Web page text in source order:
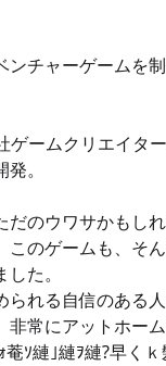
チャーゲームを制
ームクリエイタ
。
のウワサかもし
のゲームも、そ
た。
れる自信のある
常にアットホー
縺｣縺ｦ縺?早くｋ